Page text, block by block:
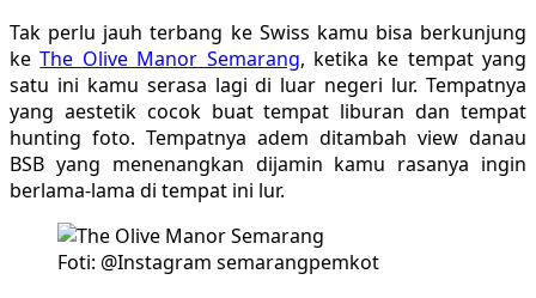
Tak perlu jauh terbang ke Swiss kamu bisa berkunjung
keThe Olive Manor Semarang, ketika ke tempat yang
satu ini kamu serasa lagi di luar negeri lur. Tempatnya
yang aestetik cocok buat tempat liburan dan tempat
hunting foto. Tempatnya adem ditambah view danau
BSB yang menenangkan dijamin kamu rasanya ingin
berlama-lama di tempat ini lur.
Foti: @Instagram semarangpemkot